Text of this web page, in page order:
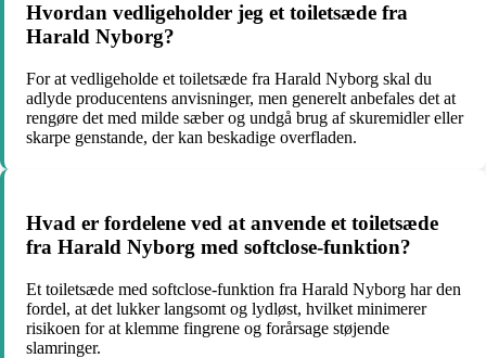
Hvordan vedligeholder jeg et toiletsæde fra
Harald Nyborg?
For at vedligeholde et toiletsæde fra Harald Nyborg skal du
adlyde producentens anvisninger, men generelt anbefales det at
rengøre det med milde sæber og undgå brug af skuremidler eller
skarpe genstande, der kan beskadige overfladen.
Hvad er fordelene ved at anvende et toiletsæde
fra Harald Nyborg med softclose-funktion?
Et toiletsæde med softclose-funktion fra Harald Nyborg har den
fordel, at det lukker langsomt og lydløst, hvilket minimerer
risikoen for at klemme fingrene og forårsage støjende
slamringer.